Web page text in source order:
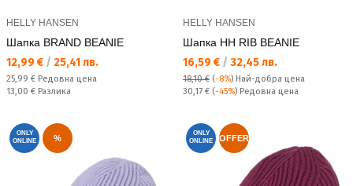
HELLY HANSEN
Шапка BRAND BEANIE
Текуща цена:
12,99 € / 25,41 лв.
Редовна цена:
25,99 € Редовна цена
Спестявате:
13,00 € Разлика
HELLY HANSEN
Шапка HH RIB BEANIE
Текуща цена:
16,59 € / 32,45 лв.
18,10 € (-8%) Най-добра цена
Редовна цена:
30,17 € (-45%) Редовна цена
ONLY
ONLINE
%
ONLY
ONLINE
OFFER